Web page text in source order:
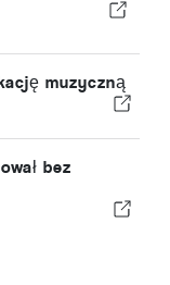
muzyczną
bez